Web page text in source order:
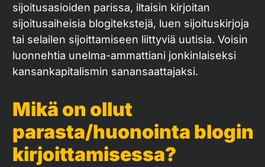
sijoitusasioiden parissa, iltaisin kirjoitan
sijoitusaiheisia blogitekstejä, luen sijoituskirjoja
tai selailen sijoittamiseen liittyviä uutisia. Voisin
luonnehtia unelma-ammattiani jonkinlaiseksi
kansankapitalismin sanansaattajaksi.
Mikä on ollut
parasta/huonointa blogin
kirjoittamisessa?